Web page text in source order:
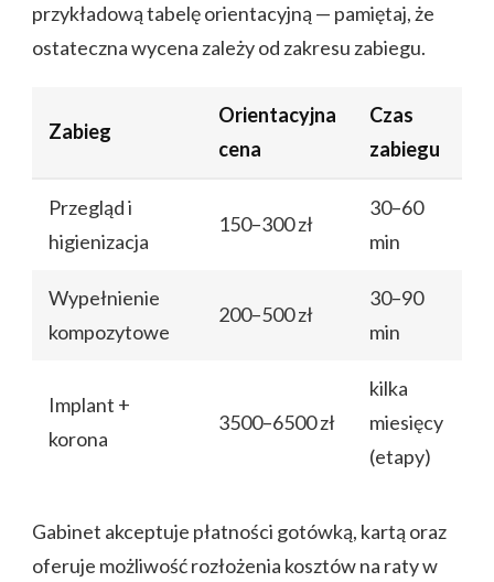
przykładową tabelę orientacyjną — pamiętaj, że
ostateczna wycena zależy od zakresu zabiegu.
Zabieg
Orientacyjna
cena
Czas
zabiegu
Przegląd i
higienizacja
150–300 zł
30–60
min
Wypełnienie
kompozytowe
200–500 zł
30–90
min
Implant +
korona
3500–6500 zł
kilka
miesięcy
(etapy)
Gabinet akceptuje płatności gotówką, kartą oraz
oferuje możliwość rozłożenia kosztów na raty w